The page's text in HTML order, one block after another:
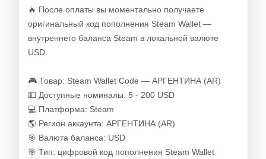
🔥 После оплаты вы моментально получаете
оригинальный код пополнения Steam Wallet —
внутреннего баланса Steam в локальной валюте
USD.
🎮 Товар: Steam Wallet Code — АРГЕНТИНА (AR)
💵 Доступные номиналы: 5 - 200 USD
💻 Платформа: Steam
🌎 Регион аккаунта: АРГЕНТИНА (AR)
🎯 Валюта баланса: USD
🎯 Тип: цифровой код пополнения Steam Wallet